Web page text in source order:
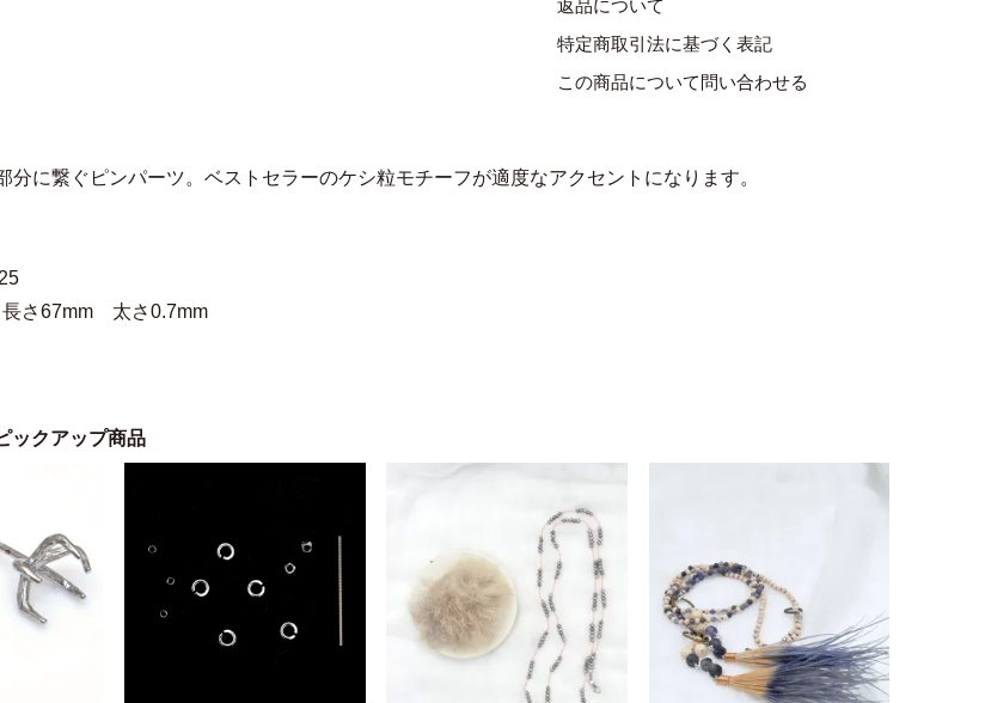
返品について
特定商取引法に基づく表記
この商品について問い合わせる
分に繋ぐピンパーツ。ベストセラーのケシ粒モチーフが適度なアクセントになります。
さ67mm 太さ0.7mm
ックアップ商品